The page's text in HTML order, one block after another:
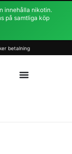
innehålla nikotin.
på samtliga köp
betalning